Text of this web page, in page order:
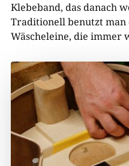
Klebeband, das danach
Traditionell benutzt
Wäscheleine, die immer